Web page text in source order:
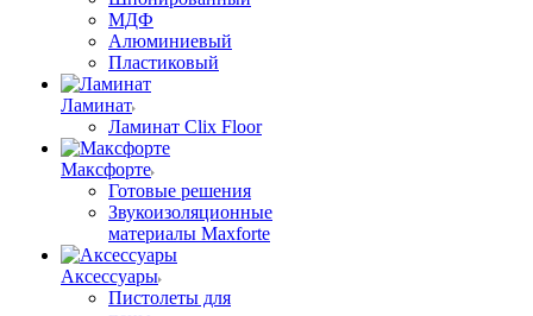
МДФ
Алюминиевый
Пластиковый
Ламинат
Ламинат Clix Floor
Максфорте
Готовые решения
Звукоизоляционные
материалы Maxforte
Аксессуары
Пистолеты для